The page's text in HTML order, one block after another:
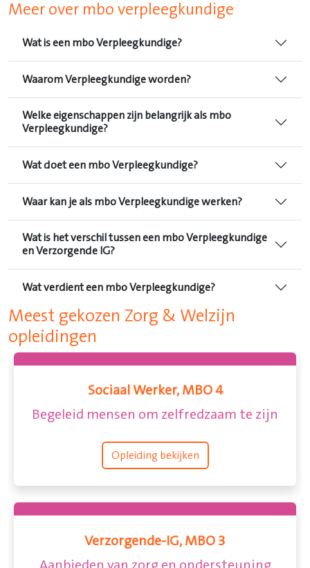
Meer over mbo verpleegkundige
Wat is een mbo Verpleegkundige?
Waarom Verpleegkundige worden?
Welke eigenschappen zijn belangrijk als mbo
Verpleegkundige?
Wat doet een mbo Verpleegkundige?
Waar kan je als mbo Verpleegkundige werken?
Wat is het verschil tussen een mbo Verpleegkundige
en Verzorgende IG?
Wat verdient een mbo Verpleegkundige?
Meest gekozen Zorg & Welzijn
opleidingen
te zijn
Doktersassistent, MBO 4
Assisteren bij behandelingen en
Leer alles over tandheelkunde.
anatomie als fysiologie